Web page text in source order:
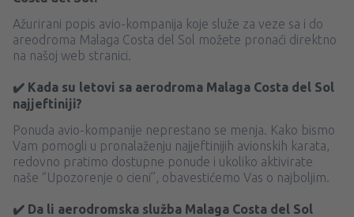
Ažurirani popis avio-kompanija koje služe za veze sa i do
areodroma Malaga Costa del Sol možete pronaći direktno
na našoj web stranici.
✔️ Kada su letovi sa aerodroma Malaga Costa del Sol
najjeftiniji?
Ponuda avio-kompanije neprestano se menja. Kako bismo
Vam pomogli u pronalaženju najjeftinijih avionskih karata,
redovno pratimo dostupne ponude i ukoliko aktivirate
naše ‘’Upozorenje o cieni’’, obavestićemo Vas o najboljim.
✔️ Da li aerodromska služba Malaga Costa del Sol